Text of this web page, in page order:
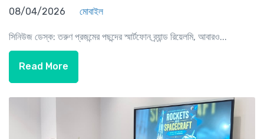
08/04/2026 মোবাইল
সিনিউজ ডেস্ক: তরুণ প্রজন্মের পছন্দের স্মার্টফোন ব্র্যান্ড রিয়েলমি, আবারও...
Read More